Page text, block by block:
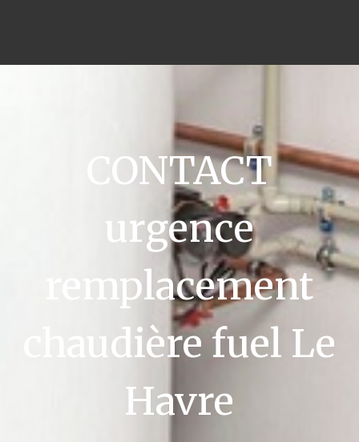
CONTACT
urgence
remplacement
chaudière fuel Le
Havre